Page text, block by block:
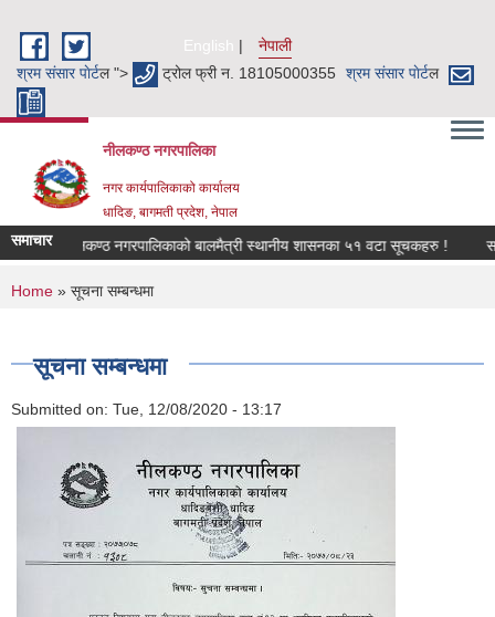
English
नेपाली
श्रम संसार पाेर्टल "> ट्रोल फ्री न. 18105000355 श्रम संसार पाेर्टल
नीलकण्ठ नगरपालिका
नगर कार्यपालिकाको कार्यालय
धादिङ, बागमती प्रदेश, नेपाल
समाचारनीलकण्ठ नगरपालिकाको बालमैत्री स्थानीय शासनका ५१ वटा सूचकहरु !
You are here
Home » सूचना सम्बन्धमा
सूचना सम्बन्धमा
Submitted on: Tue, 12/08/2020 - 13:17